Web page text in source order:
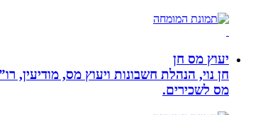
יעוץ מס חן
מס לשכירים.